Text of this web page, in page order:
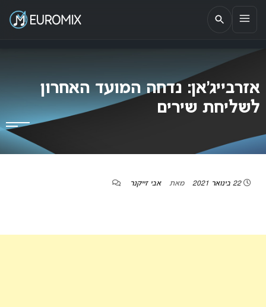
EUROMIX
אתר הבית של האירוויזיון בישראל
אזרבייג’אן: נדחה המועד האחרון
לשליחת שירים
22 בינואר 2021 מאת אבי זייקנר